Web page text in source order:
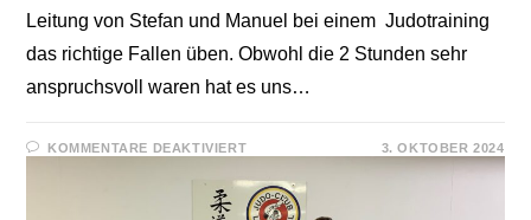
Leitung von Stefan und Manuel bei einem Judotraining
das richtige Fallen üben. Obwohl die 2 Stunden sehr
anspruchsvoll waren hat es uns…
KOMMENTARE DEAKTIVIERTFÜR
KARATE
MEETS
JUDO
3. OKTOBER 2024